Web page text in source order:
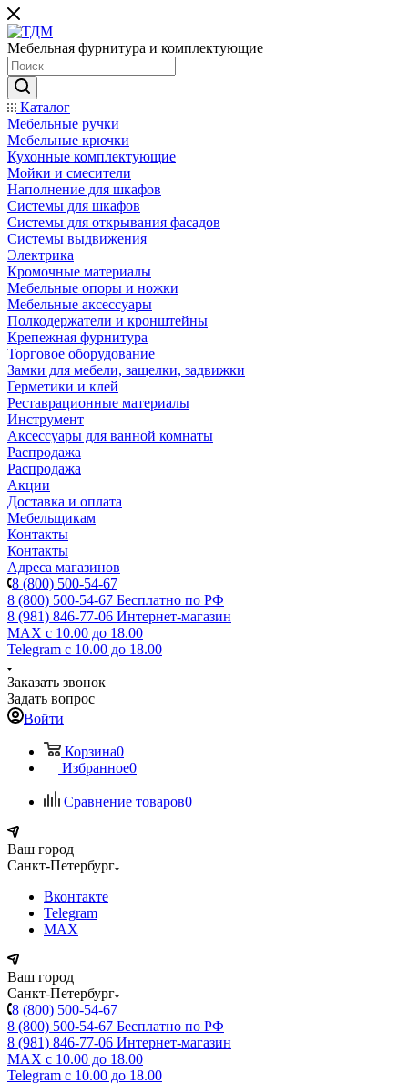
Мебельная фурнитура и комплектующие
Каталог
Мебельные ручки
Мебельные крючки
Кухонные комплектующие
Мойки и смесители
Наполнение для шкафов
Cистемы для шкафов
Системы для открывания фасадов
Системы выдвижения
Электрика
Кромочные материалы
Мебельные опоры и ножки
Мебельные аксессуары
Полкодержатели и кронштейны
Крепежная фурнитура
Торговое оборудование
Замки для мебели, защелки, задвижки
Герметики и клей
Реставрационные материалы
Инструмент
Аксессуары для ванной комнаты
Распродажа
Распродажа
Акции
Доставка и оплата
Мебельщикам
Контакты
Контакты
Адреса магазинов
8 (800) 500-54-67
8 (800) 500-54-67 Бесплатно по РФ
8 (981) 846-77-06 Интернет-магазин
MAX с 10.00 до 18.00
Telegram с 10.00 до 18.00
Заказать звонок
Задать вопрос
Войти
Корзина0
Избранное0
Сравнение товаров0
Ваш город
Санкт-Петербург
Вконтакте
Telegram
MAX
Ваш город
Санкт-Петербург
8 (800) 500-54-67
8 (800) 500-54-67 Бесплатно по РФ
8 (981) 846-77-06 Интернет-магазин
MAX с 10.00 до 18.00
Telegram с 10.00 до 18.00